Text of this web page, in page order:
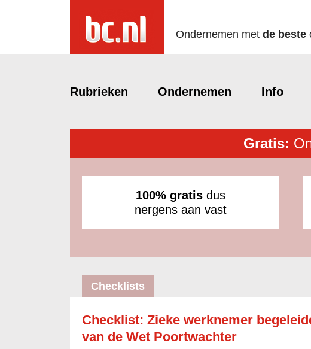
Ondernemen met de beste
Rubrieken Ondernemen Info
Gratis:
100% gratis dus
nergens aan vast
Checklists
Checklist: Zieke werknemer
van de Wet Poortwachter